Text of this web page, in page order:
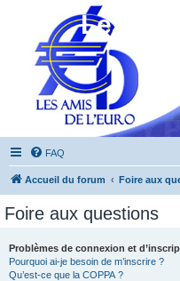
Les
FAQ
Accueil du forum Foire aux
Foire aux questions
Problèmes de connexion et
Pourquoi ai-je besoin de m’inscrire ?
Qu’est-ce que la COPPA ?